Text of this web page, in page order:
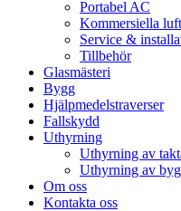
Portabel AC
Kommersiella
Service &
Tillbehör
Glasmästeri
Bygg
Hjälpmedelstraverser
Fallskydd
Uthyrning
Uthyrning av
Uthyrning av
Om oss
Kontakta oss